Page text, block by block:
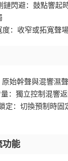
閃避：鼓點響起
：收窄或拓寬聲
始幹聲與混響濕
：獨立控制混響
定：切換預制時固
功能